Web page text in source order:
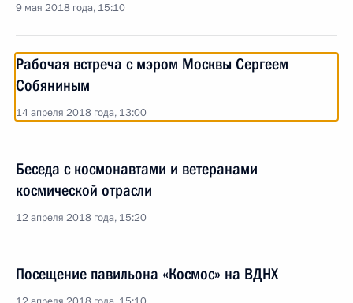
9 мая 2018 года, 15:10
Рабочая встреча с мэром Москвы Сергеем
Собяниным
14 апреля 2018 года, 13:00
Беседа с космонавтами и ветеранами
космической отрасли
12 апреля 2018 года, 15:20
Посещение павильона «Космос» на ВДНХ